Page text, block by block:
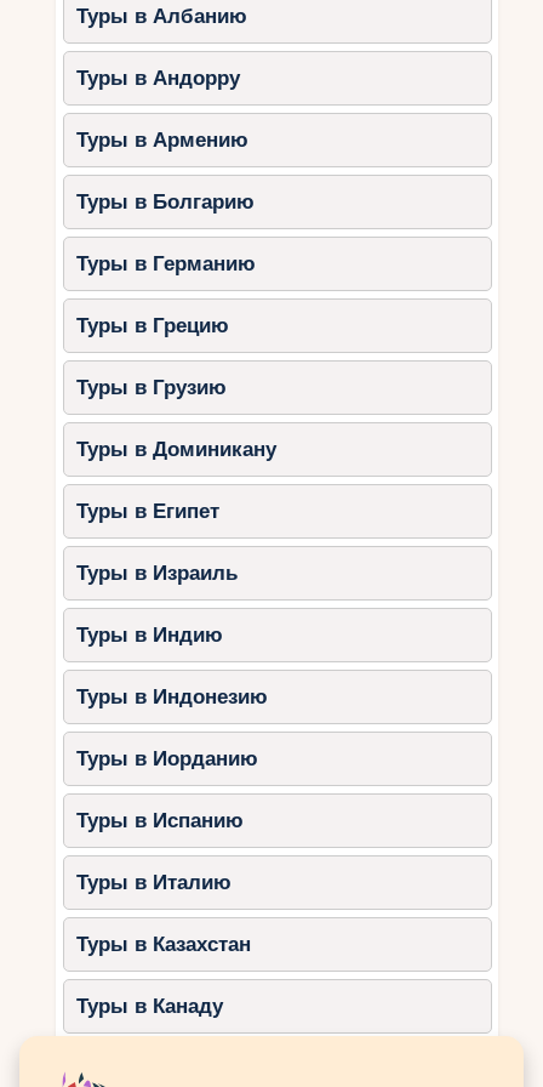
Водопад Скрадински Бук.
Озеро Висовац с францисканским
монастырём на острове.
Старинные мельницы и
этнографические экспонаты.
Чем заняться с детьми:
Купаться в разрешённых зонах.
Исследовать деревянные мостики
и тропы.
Посетить музей в мельнице.
3. Архипелаг Бриони
Бриони — это группа островов, сочетающая
природную красоту и исторические
Что посмотреть:
Сафари-парк с экзотическими
животными.
Римские руины и древние виллы.
острову.
Наблюдать за животными в
сафари-парке.
Участвовать в экскурсиях по
археологическим местам.
Прокатиться на велосипеде или
электромобиле.
4. Национальный парк
Пакленица
Этот парк расположен в горной местности и
Туры в Албанию
Туры в Андорру
Туры в Армению
Туры в Болгарию
Туры в Германию
Туры в Грецию
Туры в Грузию
Туры в Доминикану
Туры в Египет
Туры в Израиль
Туры в Индию
Туры в Индонезию
Туры в Иорданию
Туры в Испанию
Туры в Италию
Туры в Казахстан
Туры в Канаду
Туры в Катар